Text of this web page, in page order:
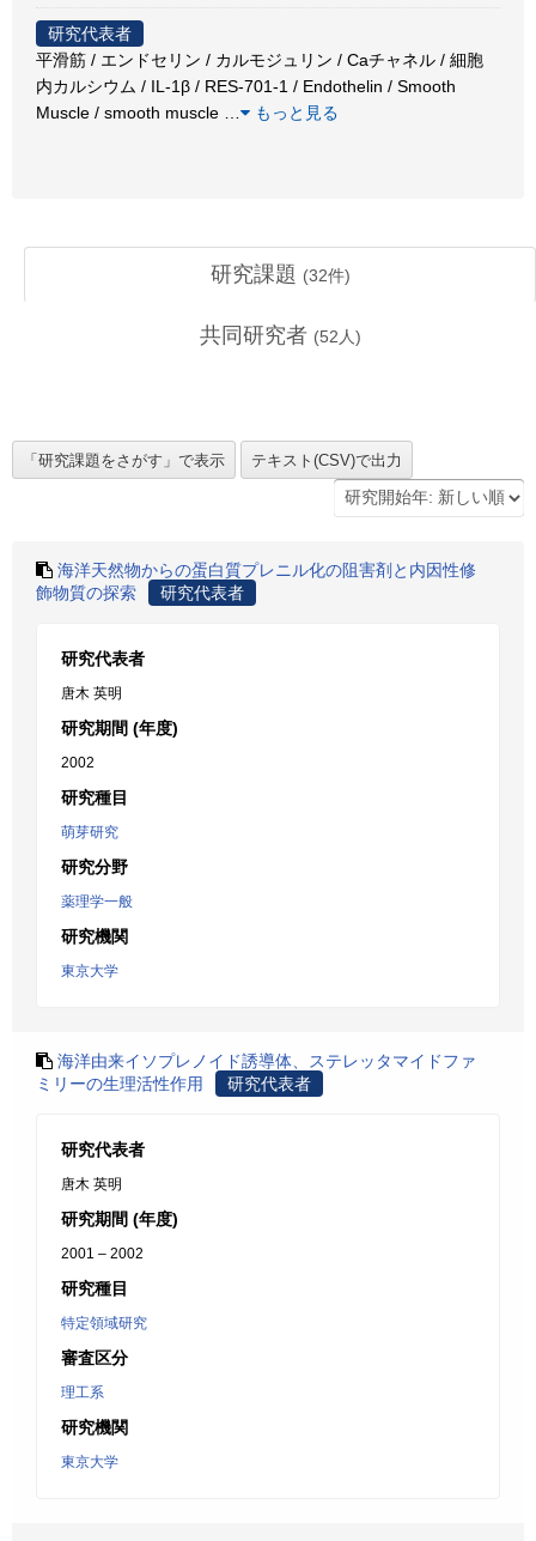
研究代表者
平滑筋 / エンドセリン / カルモジュリン / Caチャネル / 細胞
内カルシウム / IL-1β / RES-701-1 / Endothelin / Smooth
Muscle / smooth muscle
もっと見る
研究課題 (32件)
共同研究者 (52 人)
海洋天然物からの蛋白質プレニル化の阻害剤と内因性修
飾物質の探索
研究代表者
研究代表者
唐木 英明
研究期間 (年度)
2002
研究種目
萌芽研究
研究分野
薬理学一般
研究機関
東京大学
海洋由来イソプレノイド誘導体、ステレッタマイドファ
ミリーの生理活性作用
研究代表者
研究代表者
唐木 英明
研究期間 (年度)
2001 – 2002
研究種目
特定領域研究
審査区分
理工系
研究機関
東京大学